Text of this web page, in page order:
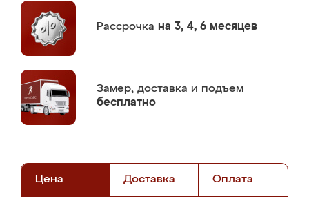
Рассрочка на 3, 4, 6 месяцев
Замер, доставка и подъем
бесплатно
Цена Доставка Оплата